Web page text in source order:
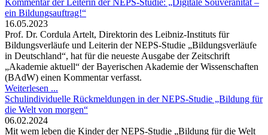
Kommentar der Leiterin der NEPS-Studie: „Digitale Souveränität –
ein Bildungsauftrag!“
16.05.2023
Prof. Dr. Cordula Artelt, Direktorin des Leibniz-Instituts für
Bildungsverläufe und Leiterin der NEPS-Studie „Bildungsverläufe
in Deutschland“, hat für die neueste Ausgabe der Zeitschrift
„Akademie aktuell“ der Bayerischen Akademie der Wissenschaften
(BAdW) einen Kommentar verfasst.
Weiterlesen ...
Schulindividuelle Rückmeldungen in der NEPS-Studie „Bildung für
die Welt von morgen“
06.02.2024
Mit wem leben die Kinder der NEPS-Studie „Bildung für die Welt